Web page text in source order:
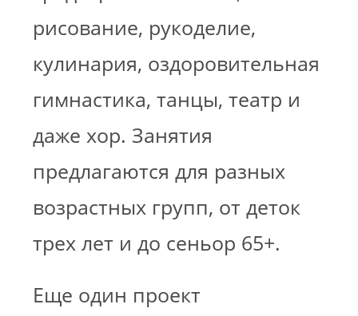
рисование, рукоделие,
кулинария, оздоровительная
гимнастика, танцы, театр и
даже хор. Занятия
предлагаются для разных
возрастных групп, от деток
трех лет и до сеньор 65+.
Еще один проект